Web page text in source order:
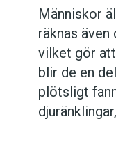
Människor
räknas även
vilket gör
blir de en
plötsligt